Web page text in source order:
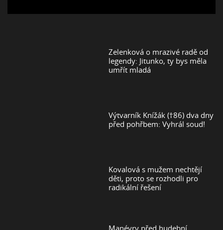
Zelenková o mrazivé radě od
legendy: Jitunko, ty bys měla
umřít mladá
Výtvarník Knížák (†86) dva dny
před pohřbem: Vyhrál soud!
Kovalová s mužem nechtějí
děti, proto se rozhodli pro
radikální řešení